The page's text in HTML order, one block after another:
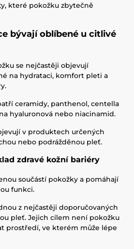
které pokožku zbytečně
bývají oblíbené u citlivé
se nejčastěji objevují
na hydrataci, komfort pleti a
ceramidy, panthenol, centella
hyaluronová nebo niacinamid.
v produktech určených
nebo podrážděnou pleť.
zdravé kožní bariéry
součástí pokožky a pomáhají
funkci.
z nejčastěji doporučovaných
pleť. Jejich cílem není pokožku
prostředí, ve kterém může lépe